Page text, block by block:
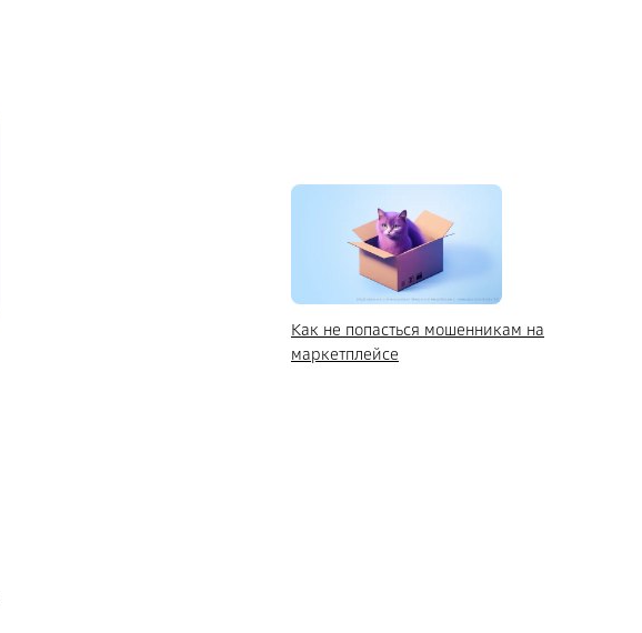
Как не попасться мошенникам на
маркетплейсе